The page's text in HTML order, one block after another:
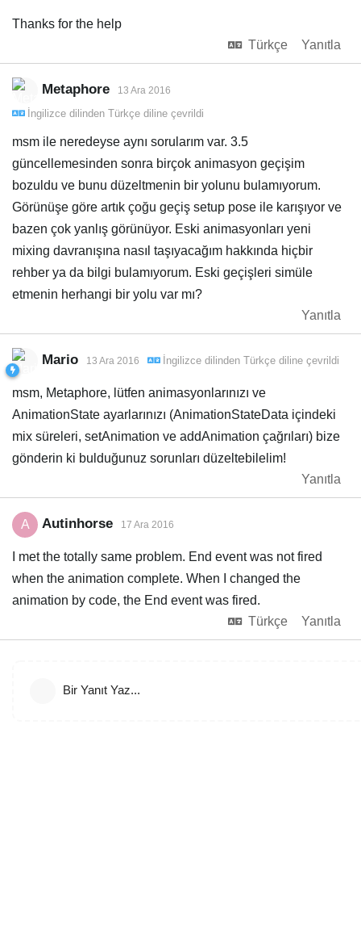
Thanks for the help
Türkçe
Yanıtla
Metaphore 13 Ara 2016
İngilizce dilinden Türkçe diline çevrildi
msm ile neredeyse aynı sorularım var. 3.5
güncellemesinden sonra birçok animasyon geçişim
bozuldu ve bunu düzeltmenin bir yolunu bulamıyorum.
Görünüşe göre artık çoğu geçiş setup pose ile karışıyor ve
bazen çok yanlış görünüyor. Eski animasyonları yeni
mixing davranışına nasıl taşıyacağım hakkında hiçbir
rehber ya da bilgi bulamıyorum. Eski geçişleri simüle
etmenin herhangi bir yolu var mı?
Yanıtla
Mario 13 Ara 2016 İngilizce dilinden Türkçe diline çevrildi
msm, Metaphore, lütfen animasyonlarınızı ve
AnimationState ayarlarınızı (AnimationStateData içindeki
mix süreleri, setAnimation ve addAnimation çağrıları) bize
gönderin ki bulduğunuz sorunları düzeltebilelim!
Yanıtla
A Autinhorse 17 Ara 2016
I met the totally same problem. End event was not fired
when the animation complete. When I changed the
animation by code, the End event was fired.
Türkçe
Yanıtla
Bir Yanıt Yaz...